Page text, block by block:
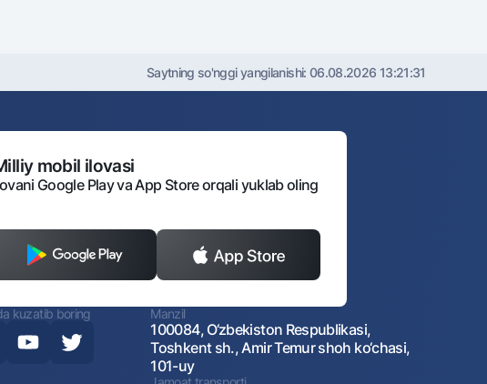
Saytning so'nggi yangilanishi: 06.08.2026 13:21:31
mobil ilovasi
Google Play va App Store orqali yuklab oling
kuzatib boring Manzil
100084, O‘zbekiston Respublikasi,
Toshkent sh., Amir Temur shoh ko‘chasi,
101-uy